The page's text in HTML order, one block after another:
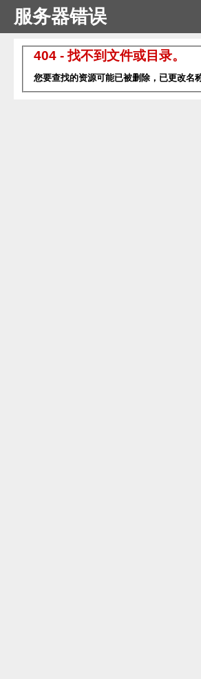
服务器错误
404 - 找不到文件或目录。
您要查找的资源可能已被删除，已更改名